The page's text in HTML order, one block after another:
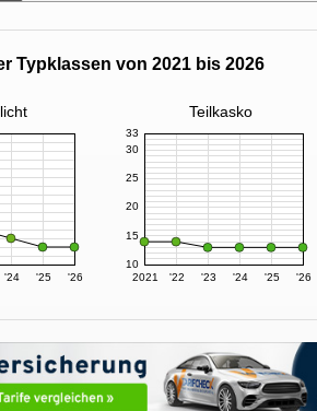
Typklassen von 2021 bis 2026
Teilkasko
'24 '25 '26 2021 '22 '23 '24 '25 '26
10
15
20
25
30
33